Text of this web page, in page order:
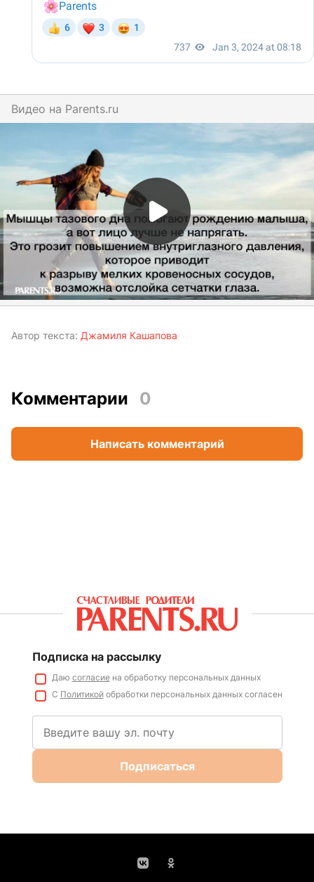
Видео на parents.ru
Автор текста: Джамиля Кашапова
Комментарии 0
Написать комментарий
Подписка на рассылку
Даю согласиена обработку персональных данных
С Политикойобработки персональных данных согласен
Подписаться